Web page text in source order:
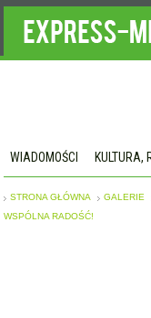
WIADOMOŚCI KULTURA,
STRONA GŁÓWNA GALERIE
WSPÓLNA RADOŚĆ!